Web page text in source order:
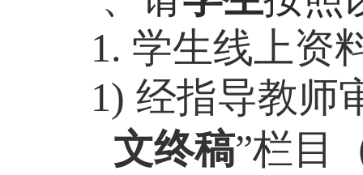
1. 学生线上资
1) 经指导教师
文终稿”栏目